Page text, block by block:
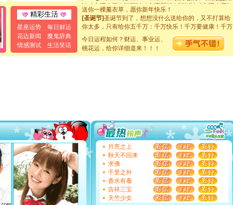
精彩生活
星座运势
每日财运
花边新闻
魔鬼辞典
情感测试
生活笑话
送你一棵薰衣草，愿你新年快乐！
[圣诞节]圣诞节到了，想想没什么送给你的，又不打算给
你太多，只有给你五千万：千万快乐！千万要健康！千万
要平安！千万要知足！千万不要忘记我！
[圣诞节]不只这样的日子才会想起你,而是这样的日子才
能正大光明地骚扰你,告诉你,圣诞要快乐!新年要快乐!天天
都要快乐噢!
离。水晶之恋祝你新年快乐
[元旦]当我狠下心扭头离去那一刻，你在我身后无助地哭
泣，这痛楚让我明白我多么爱你。我转身抱住你：这猪不
卖了。水晶之恋祝你新年快乐。
[春节]
风柔雨润好月圆，半岛铁盒伴身边，每日尽显开心
颜！冬去春来似水如烟，劳碌人生需尽欢！听一曲轻歌，
道一声平安！新年吉祥万事如愿
[春节]
传说薰衣草有四片叶子：第一片叶子是信仰，第二
片叶子是希望，第三片叶子是爱情，第四片叶子是幸运。
送你一棵薰衣草，愿你新年快乐！
今日运程如何？财运、事业运、
桃花运，给你详细道来！！！
月亮之上
秋天不回来
求佛
千里之外
香水有毒
吉祥三宝
天竺少女